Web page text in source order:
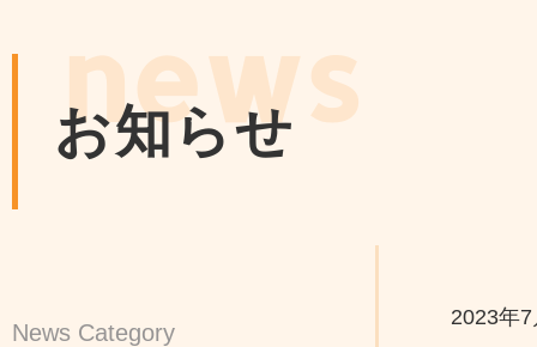
news
お知らせ
News Category
2023年